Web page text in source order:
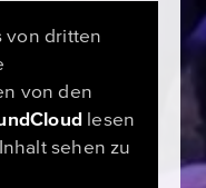
von dritten
von den
lesen
sehen zu